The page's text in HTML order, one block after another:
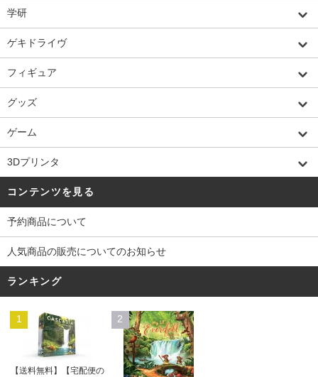
学研
ゲキドライヴ
フィギュア
グッズ
ゲーム
3Dプリンタ
コンテンツを見る
予約商品について
人気商品の販売についてのお知らせ
ランキング
1
【送料無料】【宅配便の
2